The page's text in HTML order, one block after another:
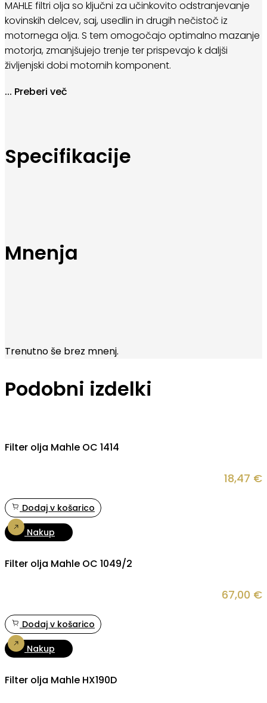
MAHLE filtri olja so ključni za učinkovito odstranjevanje
kovinskih delcev, saj, usedlin in drugih nečistoč iz
motornega olja. S tem omogočajo optimalno mazanje
motorja, zmanjšujejo trenje ter prispevajo k daljši
življenjski dobi motornih komponent.
Zaradi visoke kakovosti materialov in natančne
najvišje zahteve avtomobilskih proizvajalcev.
... Preberi več
Specifikacije
Mnenja
Trenutno še brez mnenj.
Podobni izdelki
Filter olja Mahle OC 1414
18,47 €
Dodaj v košarico
Nakup
Filter olja Mahle OC 1049/2
67,00 €
Dodaj v košarico
Nakup
Filter olja Mahle HX190D